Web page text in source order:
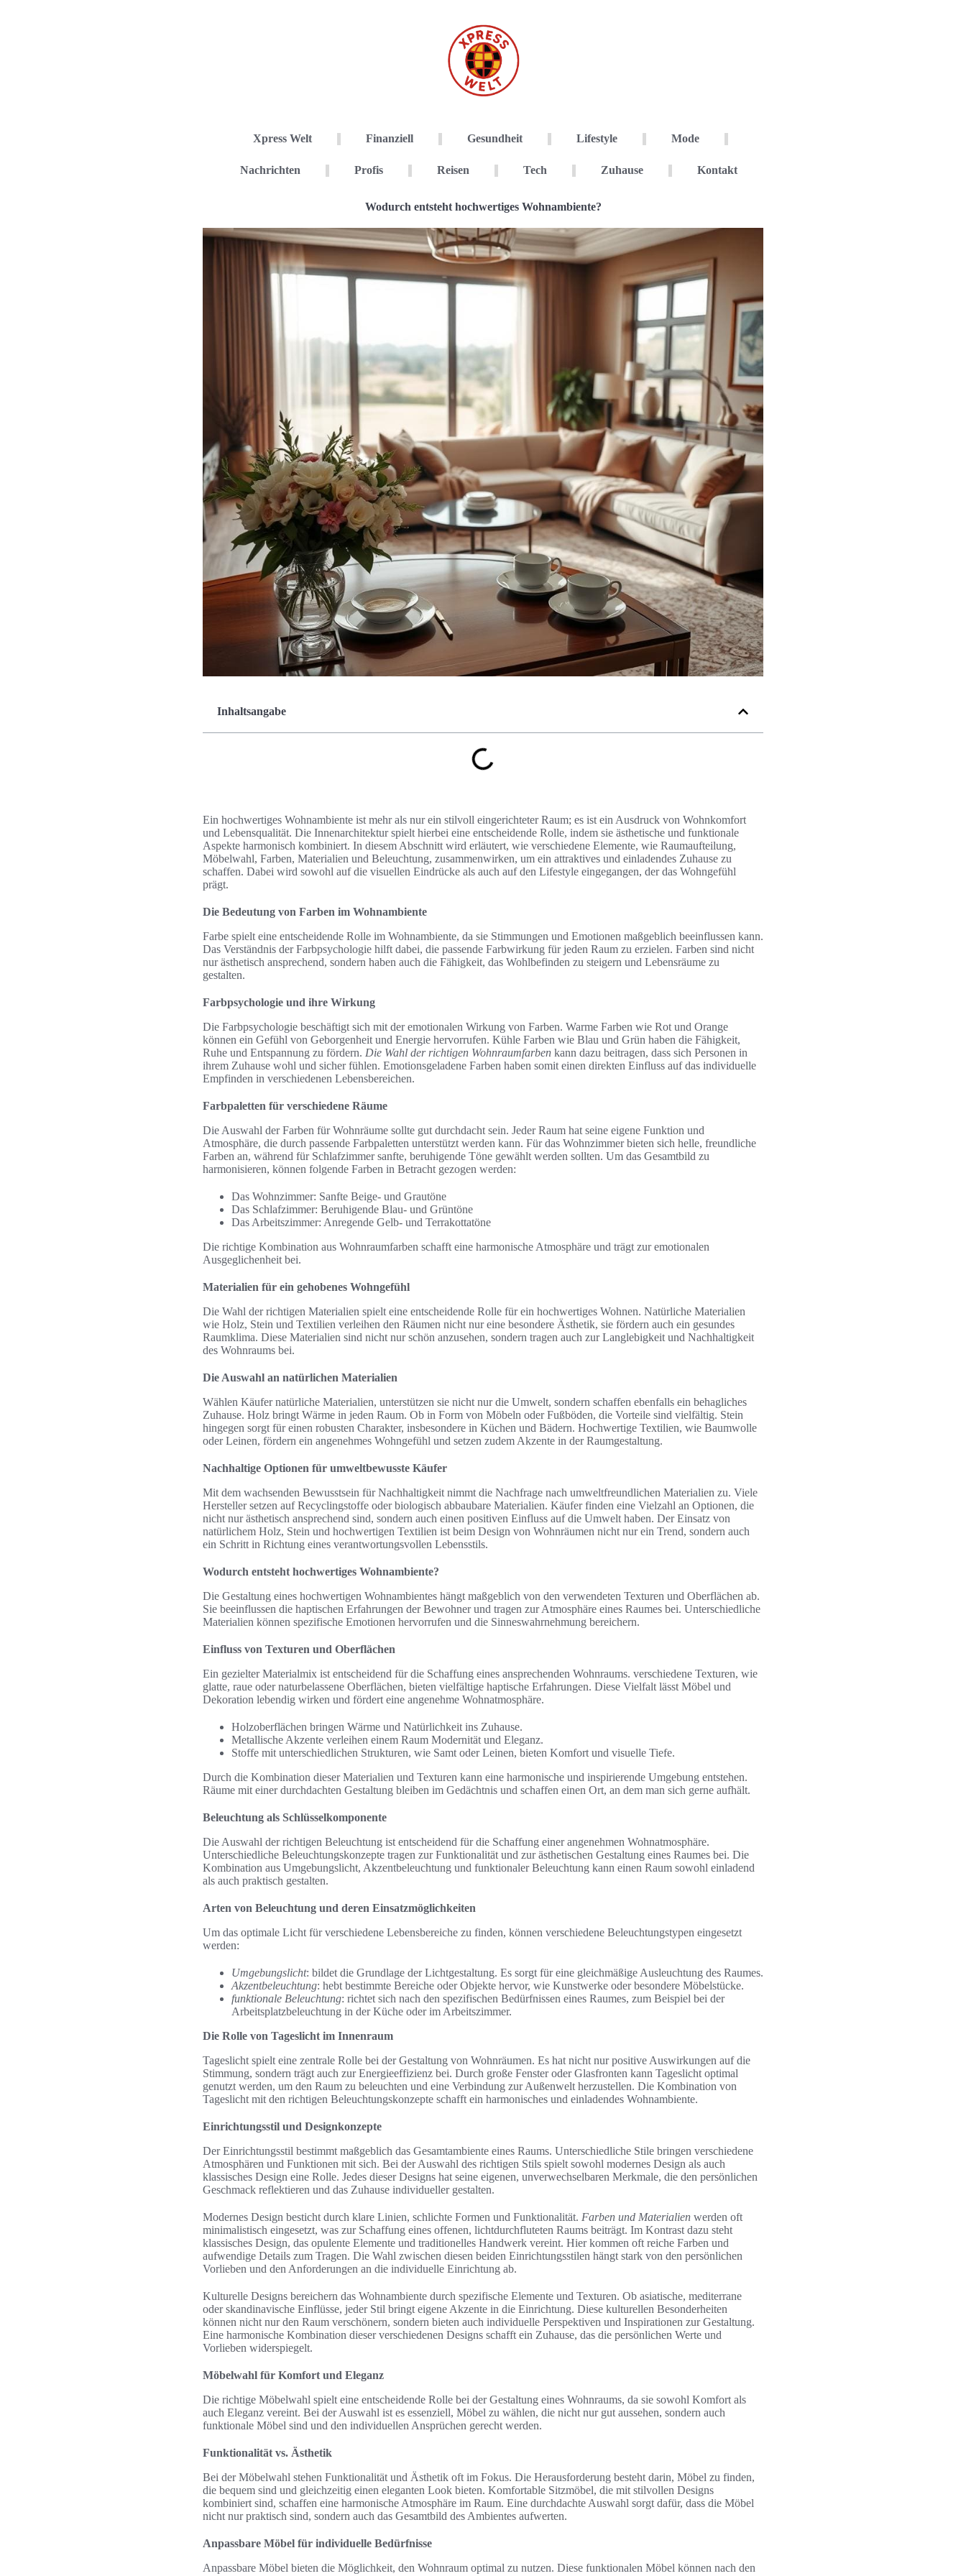
Xpress Welt Finanziell Gesundheit Lifestyle Mode
Nachrichten Profis Reisen Tech Zuhause Kontakt
Wodurch entsteht hochwertiges Wohnambiente?
Inhaltsangabe
Ein hochwertiges Wohnambiente ist mehr als nur ein stilvoll eingerichteter Raum; es ist ein Ausdruck von Wohnkomfort
und Lebensqualität. Die Innenarchitektur spielt hierbei eine entscheidende Rolle, indem sie ästhetische und funktionale
Aspekte harmonisch kombiniert. In diesem Abschnitt wird erläutert, wie verschiedene Elemente, wie Raumaufteilung,
Möbelwahl, Farben, Materialien und Beleuchtung, zusammenwirken, um ein attraktives und einladendes Zuhause zu
schaffen. Dabei wird sowohl auf die visuellen Eindrücke als auch auf den Lifestyle eingegangen, der das Wohngefühl
prägt.
Die Bedeutung von Farben im Wohnambiente
Farbe spielt eine entscheidende Rolle im Wohnambiente, da sie Stimmungen und Emotionen maßgeblich beeinflussen kann.
Das Verständnis der Farbpsychologie hilft dabei, die passende Farbwirkung für jeden Raum zu erzielen. Farben sind nicht
nur ästhetisch ansprechend, sondern haben auch die Fähigkeit, das Wohlbefinden zu steigern und Lebensräume zu
gestalten.
Farbpsychologie und ihre Wirkung
Die Farbpsychologie beschäftigt sich mit der emotionalen Wirkung von Farben. Warme Farben wie Rot und Orange
können ein Gefühl von Geborgenheit und Energie hervorrufen. Kühle Farben wie Blau und Grün haben die Fähigkeit,
Ruhe und Entspannung zu fördern. Die Wahl der richtigen Wohnraumfarben kann dazu beitragen, dass sich Personen in
ihrem Zuhause wohl und sicher fühlen. Emotionsgeladene Farben haben somit einen direkten Einfluss auf das individuelle
Empfinden in verschiedenen Lebensbereichen.
Farbpaletten für verschiedene Räume
Die Auswahl der Farben für Wohnräume sollte gut durchdacht sein. Jeder Raum hat seine eigene Funktion und
Atmosphäre, die durch passende Farbpaletten unterstützt werden kann. Für das Wohnzimmer bieten sich helle, freundliche
Farben an, während für Schlafzimmer sanfte, beruhigende Töne gewählt werden sollten. Um das Gesamtbild zu
harmonisieren, können folgende Farben in Betracht gezogen werden:
Das Wohnzimmer: Sanfte Beige- und Grautöne
Das Schlafzimmer: Beruhigende Blau- und Grüntöne
Das Arbeitszimmer: Anregende Gelb- und Terrakottatöne
Die richtige Kombination aus Wohnraumfarben schafft eine harmonische Atmosphäre und trägt zur emotionalen
Ausgeglichenheit bei.
Materialien für ein gehobenes Wohngefühl
Die Wahl der richtigen Materialien spielt eine entscheidende Rolle für ein hochwertiges Wohnen. Natürliche Materialien
wie Holz, Stein und Textilien verleihen den Räumen nicht nur eine besondere Ästhetik, sie fördern auch ein gesundes
Raumklima. Diese Materialien sind nicht nur schön anzusehen, sondern tragen auch zur Langlebigkeit und Nachhaltigkeit
des Wohnraums bei.
Die Auswahl an natürlichen Materialien
Wählen Käufer natürliche Materialien, unterstützen sie nicht nur die Umwelt, sondern schaffen ebenfalls ein behagliches
Zuhause. Holz bringt Wärme in jeden Raum. Ob in Form von Möbeln oder Fußböden, die Vorteile sind vielfältig. Stein
hingegen sorgt für einen robusten Charakter, insbesondere in Küchen und Bädern. Hochwertige Textilien, wie Baumwolle
oder Leinen, fördern ein angenehmes Wohngefühl und setzen zudem Akzente in der Raumgestaltung.
Nachhaltige Optionen für umweltbewusste Käufer
Mit dem wachsenden Bewusstsein für Nachhaltigkeit nimmt die Nachfrage nach umweltfreundlichen Materialien zu. Viele
Hersteller setzen auf Recyclingstoffe oder biologisch abbaubare Materialien. Käufer finden eine Vielzahl an Optionen, die
nicht nur ästhetisch ansprechend sind, sondern auch einen positiven Einfluss auf die Umwelt haben. Der Einsatz von
natürlichem Holz, Stein und hochwertigen Textilien ist beim Design von Wohnräumen nicht nur ein Trend, sondern auch
ein Schritt in Richtung eines verantwortungsvollen Lebensstils.
Wodurch entsteht hochwertiges Wohnambiente?
Die Gestaltung eines hochwertigen Wohnambientes hängt maßgeblich von den verwendeten Texturen und Oberflächen ab.
Sie beeinflussen die haptischen Erfahrungen der Bewohner und tragen zur Atmosphäre eines Raumes bei. Unterschiedliche
Materialien können spezifische Emotionen hervorrufen und die Sinneswahrnehmung bereichern.
Einfluss von Texturen und Oberflächen
Ein gezielter Materialmix ist entscheidend für die Schaffung eines ansprechenden Wohnraums. verschiedene Texturen, wie
glatte, raue oder naturbelassene Oberflächen, bieten vielfältige haptische Erfahrungen. Diese Vielfalt lässt Möbel und
Dekoration lebendig wirken und fördert eine angenehme Wohnatmosphäre.
Holzoberflächen bringen Wärme und Natürlichkeit ins Zuhause.
Metallische Akzente verleihen einem Raum Modernität und Eleganz.
Stoffe mit unterschiedlichen Strukturen, wie Samt oder Leinen, bieten Komfort und visuelle Tiefe.
Durch die Kombination dieser Materialien und Texturen kann eine harmonische und inspirierende Umgebung entstehen.
Räume mit einer durchdachten Gestaltung bleiben im Gedächtnis und schaffen einen Ort, an dem man sich gerne aufhält.
Beleuchtung als Schlüsselkomponente
Die Auswahl der richtigen Beleuchtung ist entscheidend für die Schaffung einer angenehmen Wohnatmosphäre.
Unterschiedliche Beleuchtungskonzepte tragen zur Funktionalität und zur ästhetischen Gestaltung eines Raumes bei. Die
Kombination aus Umgebungslicht, Akzentbeleuchtung und funktionaler Beleuchtung kann einen Raum sowohl einladend
als auch praktisch gestalten.
Arten von Beleuchtung und deren Einsatzmöglichkeiten
Um das optimale Licht für verschiedene Lebensbereiche zu finden, können verschiedene Beleuchtungstypen eingesetzt
werden:
Umgebungslicht: bildet die Grundlage der Lichtgestaltung. Es sorgt für eine gleichmäßige Ausleuchtung des Raumes.
Akzentbeleuchtung: hebt bestimmte Bereiche oder Objekte hervor, wie Kunstwerke oder besondere Möbelstücke.
funktionale Beleuchtung: richtet sich nach den spezifischen Bedürfnissen eines Raumes, zum Beispiel bei der
Arbeitsplatzbeleuchtung in der Küche oder im Arbeitszimmer.
Die Rolle von Tageslicht im Innenraum
Tageslicht spielt eine zentrale Rolle bei der Gestaltung von Wohnräumen. Es hat nicht nur positive Auswirkungen auf die
Stimmung, sondern trägt auch zur Energieeffizienz bei. Durch große Fenster oder Glasfronten kann Tageslicht optimal
genutzt werden, um den Raum zu beleuchten und eine Verbindung zur Außenwelt herzustellen. Die Kombination von
Tageslicht mit den richtigen Beleuchtungskonzepte schafft ein harmonisches und einladendes Wohnambiente.
Einrichtungsstil und Designkonzepte
Der Einrichtungsstil bestimmt maßgeblich das Gesamtambiente eines Raums. Unterschiedliche Stile bringen verschiedene
Atmosphären und Funktionen mit sich. Bei der Auswahl des richtigen Stils spielt sowohl modernes Design als auch
klassisches Design eine Rolle. Jedes dieser Designs hat seine eigenen, unverwechselbaren Merkmale, die den persönlichen
Geschmack reflektieren und das Zuhause individueller gestalten.
Modernes Design besticht durch klare Linien, schlichte Formen und Funktionalität. Farben und Materialien werden oft
minimalistisch eingesetzt, was zur Schaffung eines offenen, lichtdurchfluteten Raums beiträgt. Im Kontrast dazu steht
klassisches Design, das opulente Elemente und traditionelles Handwerk vereint. Hier kommen oft reiche Farben und
aufwendige Details zum Tragen. Die Wahl zwischen diesen beiden Einrichtungsstilen hängt stark von den persönlichen
Vorlieben und den Anforderungen an die individuelle Einrichtung ab.
Kulturelle Designs bereichern das Wohnambiente durch spezifische Elemente und Texturen. Ob asiatische, mediterrane
oder skandinavische Einflüsse, jeder Stil bringt eigene Akzente in die Einrichtung. Diese kulturellen Besonderheiten
können nicht nur den Raum verschönern, sondern bieten auch individuelle Perspektiven und Inspirationen zur Gestaltung.
Eine harmonische Kombination dieser verschiedenen Designs schafft ein Zuhause, das die persönlichen Werte und
Vorlieben widerspiegelt.
Möbelwahl für Komfort und Eleganz
Die richtige Möbelwahl spielt eine entscheidende Rolle bei der Gestaltung eines Wohnraums, da sie sowohl Komfort als
auch Eleganz vereint. Bei der Auswahl ist es essenziell, Möbel zu wählen, die nicht nur gut aussehen, sondern auch
funktionale Möbel sind und den individuellen Ansprüchen gerecht werden.
Funktionalität vs. Ästhetik
Bei der Möbelwahl stehen Funktionalität und Ästhetik oft im Fokus. Die Herausforderung besteht darin, Möbel zu finden,
die bequem sind und gleichzeitig einen eleganten Look bieten. Komfortable Sitzmöbel, die mit stilvollen Designs
kombiniert sind, schaffen eine harmonische Atmosphäre im Raum. Eine durchdachte Auswahl sorgt dafür, dass die Möbel
nicht nur praktisch sind, sondern auch das Gesamtbild des Ambientes aufwerten.
Anpassbare Möbel für individuelle Bedürfnisse
Anpassbare Möbel bieten die Möglichkeit, den Wohnraum optimal zu nutzen. Diese funktionalen Möbel können nach den